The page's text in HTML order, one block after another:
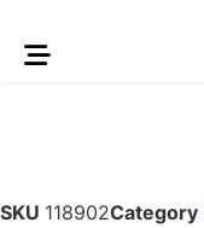
SKU 118902Category